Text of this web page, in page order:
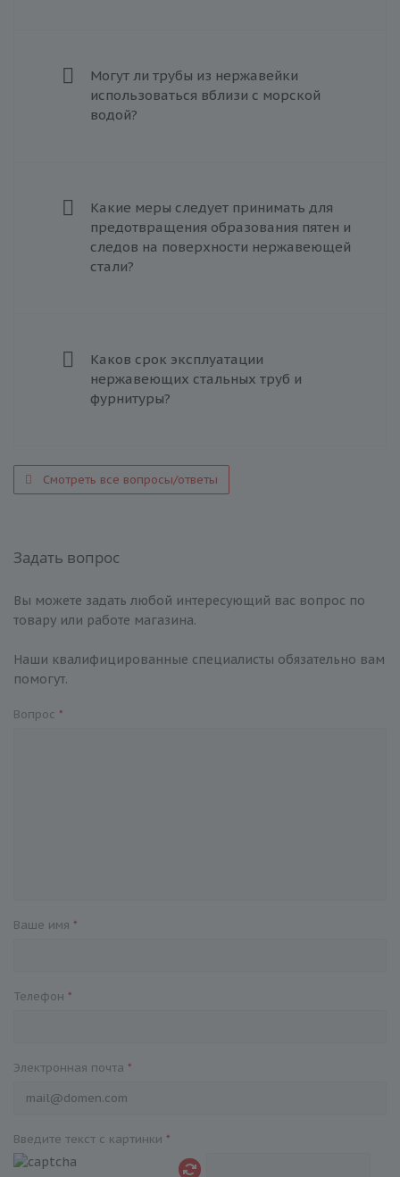
Могут ли трубы из нержавейки
использоваться вблизи с морской
водой?
Какие меры следует принимать для
предотвращения образования пятен и
следов на поверхности нержавеющей
стали?
Каков срок эксплуатации
нержавеющих стальных труб и
фурнитуры?
Смотреть все вопросы/ответы
Задать вопрос
Вы можете задать любой интересующий вас вопрос по
товару или работе магазина.
Наши квалифицированные специалисты обязательно вам
помогут.
Вопрос *
Ваше имя *
Телефон *
Электронная почта *
Введите текст с картинки *